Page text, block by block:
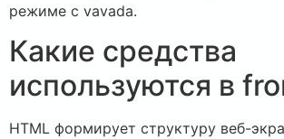
режиме с vavada.
Какие средства
используются в
HTML формирует структуру веб-